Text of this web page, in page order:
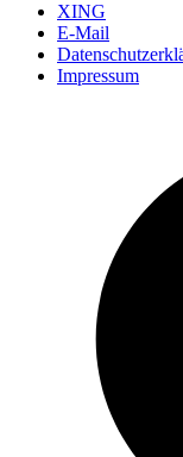
XING
E-Mail
Impressum